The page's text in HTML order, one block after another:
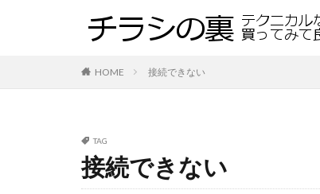
HOME 接続できない
TAG
接続できない